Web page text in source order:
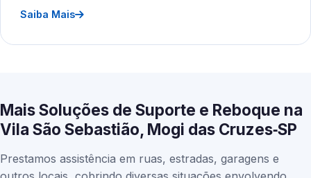
Saiba Mais
Mais Soluções de Suporte e Reboque na
Vila São Sebastião, Mogi das Cruzes‑SP
Prestamos assistência em ruas, estradas, garagens e